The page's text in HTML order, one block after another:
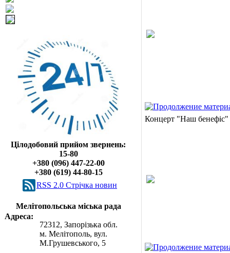
Цілодобовий прийом звернень:
15-80
+380 (096) 447-22-00
+380 (619) 44-80-15
RSS 2.0 Cтрічка новин
Мелітопольська міська рада
Адреса:
72312, Запорізька обл.
м. Мелітополь, вул.
М.Грушевського, 5
Концерт "Наш бенефіс"